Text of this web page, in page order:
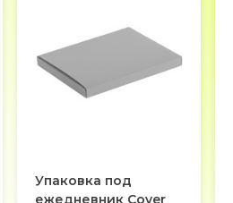
Упаковка под
ежедневник Cover